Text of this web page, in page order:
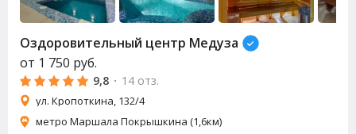
Оздоровительный центр Медуза
от 1 750 руб.
9,8 · 14 отз.
ул. Кропоткина, 132/4
метро Маршала Покрышкина (1,6км)